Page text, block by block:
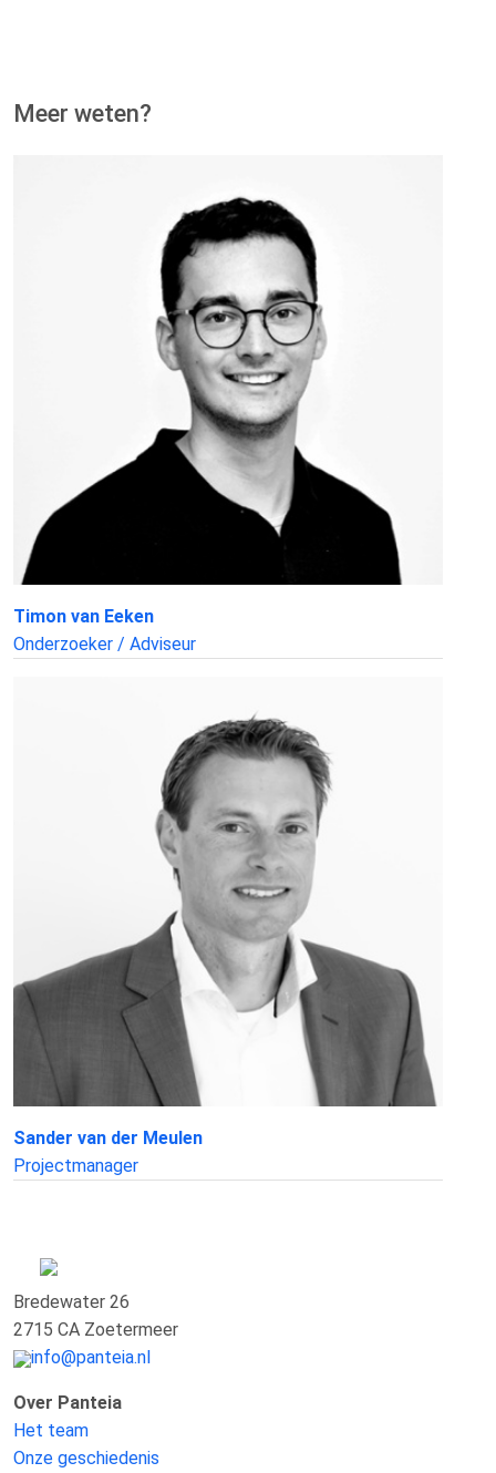
Meer weten?
Timon van Eeken
Onderzoeker / Adviseur
Sander van der Meulen
Projectmanager
Bredewater 26
2715 CA Zoetermeer
info@panteia.nl
Over Panteia
Het team
Onze geschiedenis